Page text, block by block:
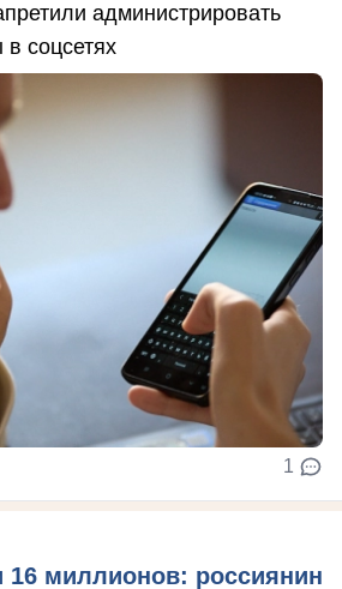
администрировать
соцсетях
1
16 миллионов: россиянин